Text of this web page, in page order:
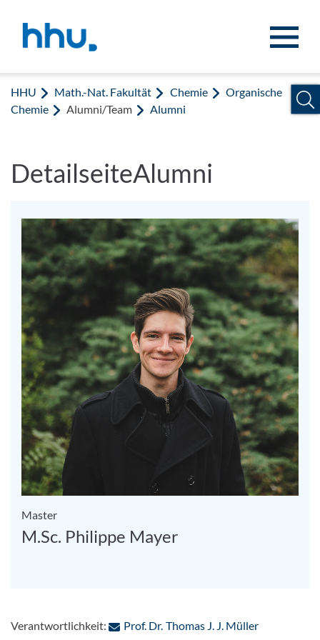
HHU Math.-Nat. Fakultät Chemie
Organische
Chemie
Alumni/Team Alumni
DetailseiteAlumni
Master
M.Sc. Philippe Mayer
Verantwortlichkeit: Prof. Dr. Thomas J. J. Müller: Per E-Mail